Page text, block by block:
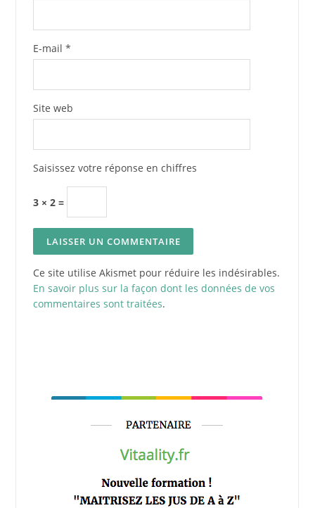
E-mail *
Site web
Saisissez votre réponse en chiffres
3 × 2 =
Ce site utilise Akismet pour réduire les indésirables.
En savoir plus sur la façon dont les données de vos
commentaires sont traitées.